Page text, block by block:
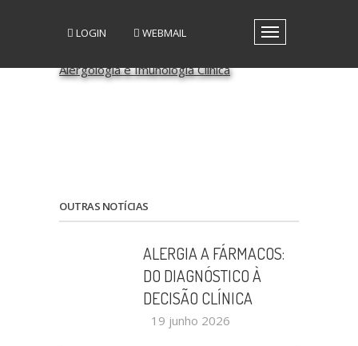
Toggle
GRUPOS DE INTERESSE
CONTACTOS
LOGIN WEBMAIL
OUTRAS NOTÍCIAS
ALERGIA A FÁRMACOS:
DO DIAGNÓSTICO À
DECISÃO CLÍNICA
19 junho 2026